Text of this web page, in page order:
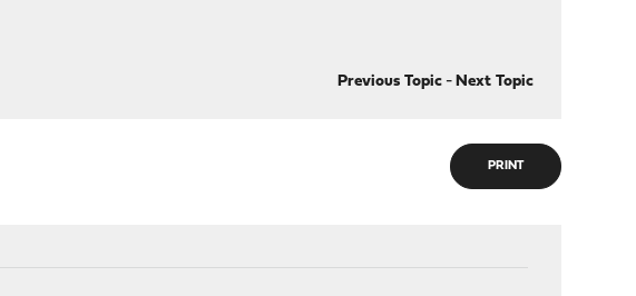
Previous Topic- Next Topic
PRINT